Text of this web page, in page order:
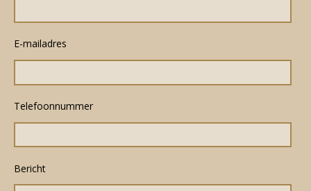
E-mailadres
Telefoonnummer
Bericht